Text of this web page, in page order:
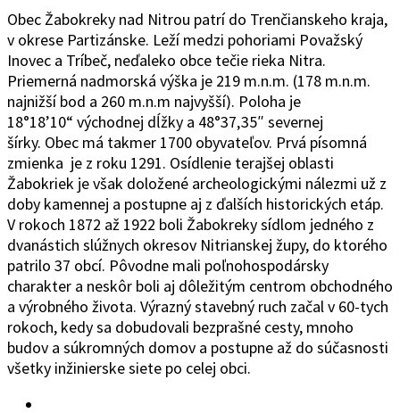
Obec Žabokreky nad Nitrou patrí do Trenčianskeho kraja,
v okrese Partizánske. Leží medzi pohoriami Považský
Inovec a Tríbeč, neďaleko obce tečie rieka Nitra.
Priemerná nadmorská výška je 219 m.n.m. (178 m.n.m.
najnižší bod a 260 m.n.m najvyšší). Poloha je
18°18’10“ východnej dĺžky a 48°37‚35″ severnej
šírky. Obec má takmer 1700 obyvateľov. Prvá písomná
zmienka je z roku 1291. Osídlenie terajšej oblasti
Žabokriek je však doložené archeologickými nálezmi už z
doby kamennej a postupne aj z ďalších historických etáp.
V rokoch 1872 až 1922 boli Žabokreky sídlom jedného z
dvanástich slúžnych okresov Nitrianskej župy, do ktorého
patrilo 37 obcí. Pôvodne mali poľnohospodársky
charakter a neskôr boli aj dôležitým centrom obchodného
a výrobného života. Výrazný stavebný ruch začal v 60-tych
rokoch, kedy sa dobudovali bezprašné cesty, mnoho
budov a súkromných domov a postupne až do súčasnosti
všetky inžinierske siete po celej obci.